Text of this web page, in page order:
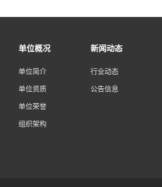
单位概况
单位简介
单位资质
单位荣誉
组织架构
新闻动态
行业动态
公告信息